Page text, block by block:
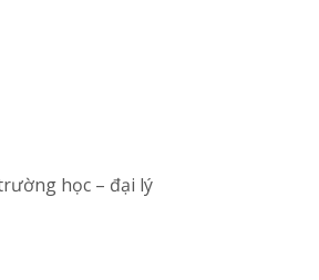
học – đại lý